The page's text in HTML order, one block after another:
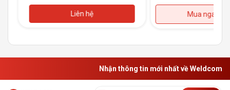
Liên hệ Mua ngay
Nhận thông tin mới nhất về Weldcom